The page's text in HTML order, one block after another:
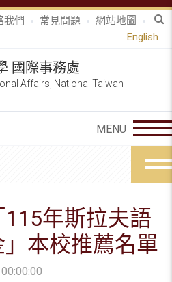
我們 常見問題
網站地圖
English
國際事務處
Affairs, National Taiwan
年斯拉夫語
本校推薦名單